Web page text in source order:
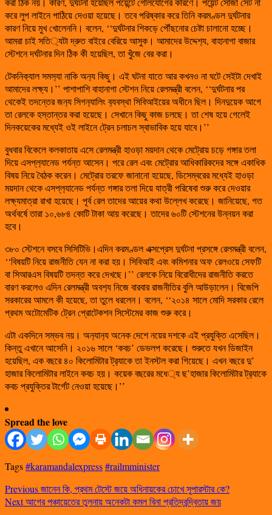
করে লুপ লাইনে পাঠিয়ে দেওয়া হয়েছে। তবে পরিষ্কার করে তিনি করমণ্ডল দুর্ঘটনার
কারণ নিয়ে মুখ খোলেননি। বলেন, ‘‘দুর্ঘটনার শিকড়ে পৌঁছনোর চেষ্টা চালানো হচ্ছে।
আমরা চাই সতি‌্যটা দ্রুত বাইরে বেরিয়ে আসুক। আমাদের উদ্দেশ‌্য, বাহানাগা বাজার
স্টেশনে দর্ঘটনার দিন ঠিক কী হয়েছিল, তা খুঁজে বের করা।
টেকনিক‌্যাল সমস‌্যা নাকি অন‌্য কিছু। এই ঘটনা যাতে আর কখনও না ঘটে সেইটা দেখাই
আমাদের লক্ষ‌্য।’’ পাশাপাশি বাহানাগা স্টেশন নিয়ে রেলমন্ত্রী বলেন, ‘‘দুর্ঘটনার পর
থেকেই তদন্তের জন‌্য সিগন‌্যালিং ব‌্যবস্থা সিবিআইয়ের অধীনে ছিল। দিনদুয়েক আগে
তা রেলকে হস্তান্তর করা হয়েছে। সেখানে কিছু কাজ চলছে। তা শেষ হয়ে গেলেই
দিনকয়েকের মধ্যেই ওই লাইনে ট্রেন চলাচল স্বাভাবিক হয়ে যাবে।’’
বুধবার বিকেলে কলকাতায় এসে রেলমন্ত্রী হাওড়া ময়দান থেকে মেট্রোয় চড়ে গঙ্গার তলা
দিয়ে এসপ্ল‌্যানেড পর্যন্ত আসেন। পরে রেল এবং মেট্রোর আধিকারিকদের সঙ্গে একাধিক
বিষয় নিয়ে বৈঠক করেন। মেট্রোর তরফে জানানো হয়েছে, ডিসেম্বরের মধ্যেই হাওড়া
ময়দান থেকে এসপ্ল‌্যানেড পর্যন্ত গঙ্গার তলা দিয়ে যাত্রী পরিষেবা শুরু করে দেওয়ার
লক্ষ‌্যমাত্রা রাখা হয়েছে। পূর্ব রেল তাদের আয়ের কথা উল্লেখ করেছে। জানিয়েছে, গত
অর্থবর্ষে তারা ১০,৬৮৪ কোটি টাকা আয় করেছে। তাদের ৬০টি স্টেশনের উন্নয়ন করা
হবে।
৩৮০ স্টেশনে বসবে সিসিটিভি।এদিন করমণ্ডল এক্সপ্রেস দুর্ঘটনা প্রসঙ্গে রেলমন্ত্রী বলেন,
‘‘বিষয়টি নিয়ে রাজনীতি যেন না করা হয়। সিবিআই এবং কমিশনার অফ রেলওয়ে সেফটি
বা সিআরএস বিষয়টি তদন্ত করে দেখছে।’’ রেলকে নিয়ে বিরোধীদের রাজনীতি করতে
বারণ করলেও এদিন রেলমন্ত্রী অবশ‌্য নিজে বারবার রাজনীতির বুলি আউড়ালেন। বিজেপি
সরকারের আমলে কী হয়েছে, তা তুলে ধরলেন। বলেন, ‘‘২০১৪ সালে মোদি সরকার রেলে
প্রথম অটোমেটিক ট্রেন প্রোটেকশন সিস্টেমের কাজ শুরু করে।
এটা একদিনে সম্ভব নয়। অন‌্যান‌্য অনেক দেশে নয়ের দশকে এই প্রযুক্তি এসেছিল।
কিন্তু এখানে আসেনি। ২০১৬ সালে ‘কবচ’ ডেভলপ করেছে। শুরুতে যখন ডিজাইন
হয়েছিল, এক বছরে ৪০ কিলোমিটার ট্র‌্যাকে তা ইনস্টল করা গিয়েছে। এখন বছরে দু’
হাজার কিলোমিটার লাইনে কবচ হয়। কয়েক বছরের মধে‌্য ছ’হাজার কিলোমিটার ট্র‌্যাকে
কবচ প্রযুক্তির টার্গেট নেওয়া হয়েছে।’’
Spread the love
Tags#karamandalexpress#railmminister
Previousজানেন কি, প্রথম টেস্টে জয়ে অধিনায়কের চোখে সুপারস্টার কে?
Nextআগের পঞ্চায়েতের তুলনায় অনেকটা কমল বিনা প্রতিদ্বন্দ্বিতায় জয়